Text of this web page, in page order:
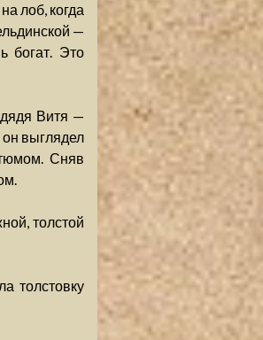
лоб, когда
—
богат. Это
Витя —
выглядел
Сняв
толстой
толстовку